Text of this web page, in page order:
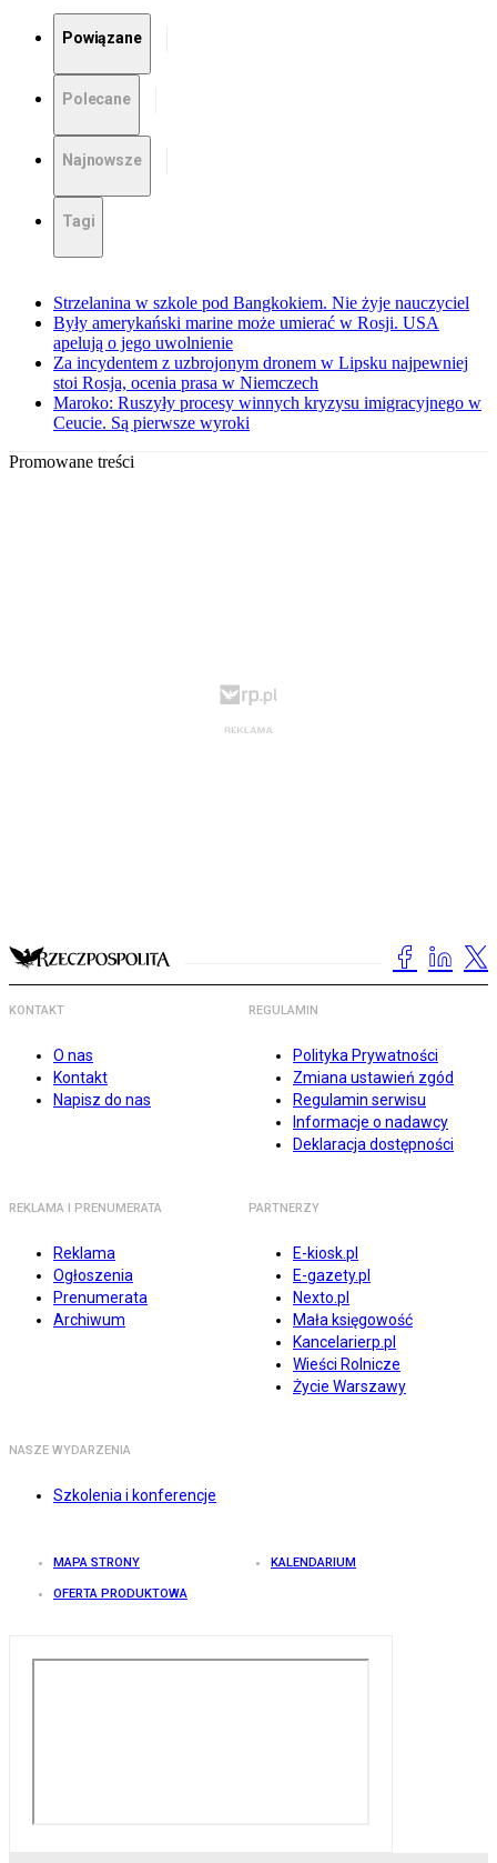
Powiązane
Polecane
Najnowsze
Tagi
Strzelanina w szkole pod Bangkokiem. Nie żyje nauczyciel
Były amerykański marine może umierać w Rosji. USA
apelują o jego uwolnienie
Za incydentem z uzbrojonym dronem w Lipsku najpewniej
stoi Rosja, ocenia prasa w Niemczech
Maroko: Ruszyły procesy winnych kryzysu imigracyjnego w
Ceucie. Są pierwsze wyroki
Promowane treści
KONTAKT
O nas
Kontakt
Napisz do nas
REGULAMIN
Polityka Prywatności
Zmiana ustawień zgód
Regulamin serwisu
Informacje o nadawcy
Deklaracja dostępności
REKLAMA I PRENUMERATA
Reklama
Ogłoszenia
Prenumerata
Archiwum
PARTNERZY
E-kiosk.pl
E-gazety.pl
Nexto.pl
Mała księgowość
Kancelarierp.pl
Wieści Rolnicze
Życie Warszawy
NASZE WYDARZENIA
Szkolenia i konferencje
MAPA STRONY KALENDARIUM
OFERTA PRODUKTOWA